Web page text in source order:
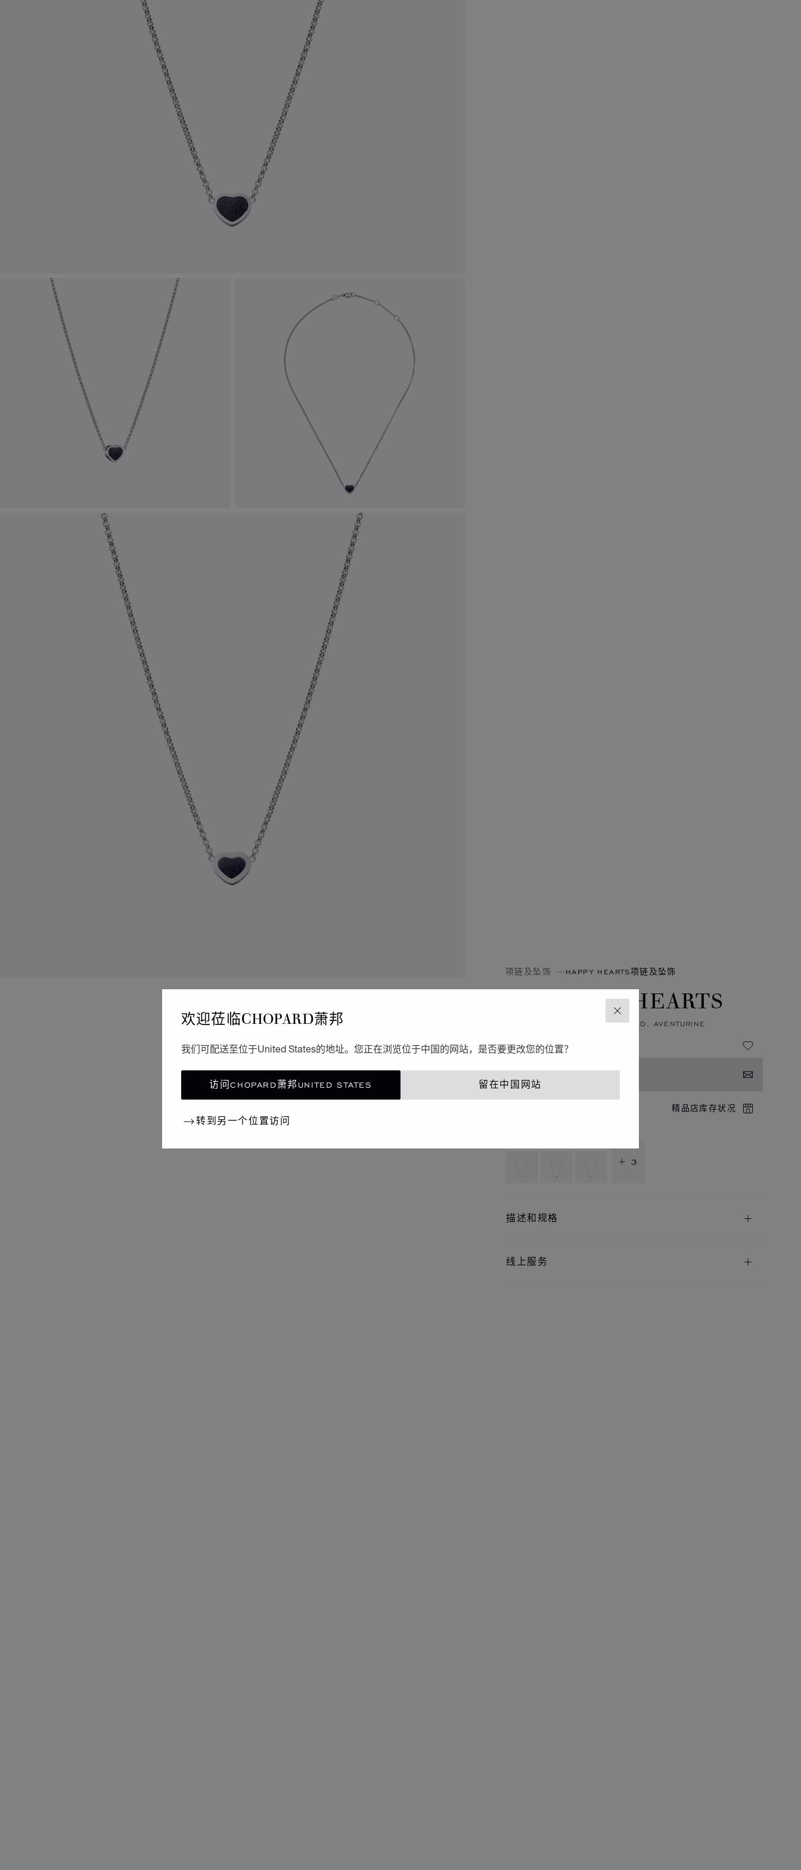
关闭
欢迎莅临CHOPARD萧邦
我们可配送至位于United States的地址。您正在浏览位于中国的网站，是否要更改您的位置？
访问CHOPARD萧邦UNITED STATES 留在中国网站
转到另一个位置访问
项链及坠饰 HAPPY HEARTS项链及坠饰
MY HAPPY HEARTS
NECKLACE, ETHICAL WHITE GOLD, AVENTURINE
精品店库存状况
+ 3
描述和规格
线上服务